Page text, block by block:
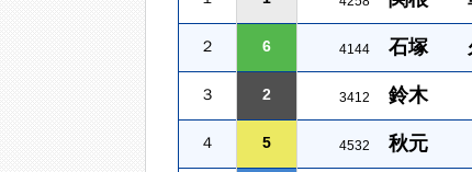
２ 6 4144 石塚
３ 2 3412 鈴木
４ 5 4532 秋元